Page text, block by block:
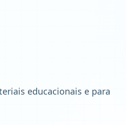
educacionais e para